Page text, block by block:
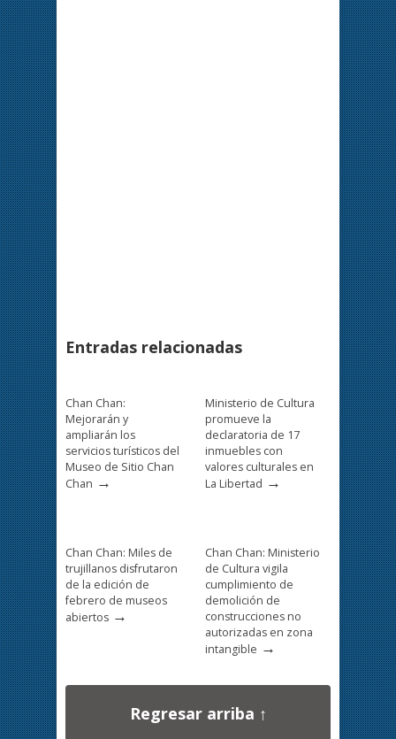
Entradas relacionadas
Chan Chan:
Mejorarán y
ampliarán los
servicios turísticos del
Museo de Sitio Chan
Chan →
Ministerio de Cultura
promueve la
declaratoria de 17
inmuebles con
valores culturales en
La Libertad →
Chan Chan: Miles de
trujillanos disfrutaron
de la edición de
febrero de museos
abiertos →
Chan Chan: Ministerio
de Cultura vigila
cumplimiento de
demolición de
construcciones no
autorizadas en zona
intangible →
Regresar arriba ↑